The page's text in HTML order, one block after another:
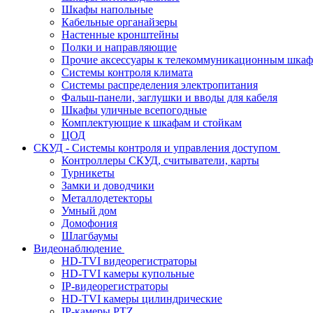
Шкафы напольные
Кабельные органайзеры
Настенные кронштейны
Полки и направляющие
Прочие аксессуары к телекоммуникационным
Системы контроля климата
Системы распределения электропитания
Фальш-панели, заглушки и вводы для кабеля
Шкафы уличные всепогодные
Комплектующие к шкафам и стойкам
ЦОД
СКУД - Системы контроля и управления доступом
Контроллеры СКУД, считыватели, карты
Турникеты
Замки и доводчики
Металлодетекторы
Умный дом
Домофония
Шлагбаумы
Видеонаблюдение
HD-TVI видеорегистраторы
HD-TVI камеры купольные
IP-видеорегистраторы
HD-TVI камеры цилиндрические